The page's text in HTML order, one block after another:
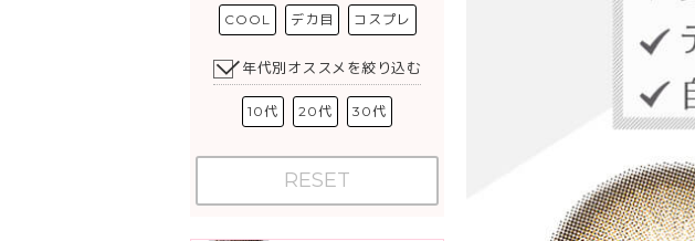
COOL デカ目 コスプレ
年代別オススメを絞り込む
10代 20代 30代
RESET